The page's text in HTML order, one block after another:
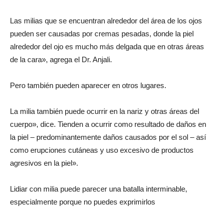
Las milias que se encuentran alrededor del área de los ojos
pueden ser causadas por cremas pesadas, donde la piel
alrededor del ojo es mucho más delgada que en otras áreas
de la cara», agrega el Dr. Anjali.
Pero también pueden aparecer en otros lugares.
La milia también puede ocurrir en la nariz y otras áreas del
cuerpo», dice. Tienden a ocurrir como resultado de daños en
la piel – predominantemente daños causados por el sol – así
como erupciones cutáneas y uso excesivo de productos
agresivos en la piel».
Lidiar con milia puede parecer una batalla interminable,
especialmente porque no puedes exprimirlos